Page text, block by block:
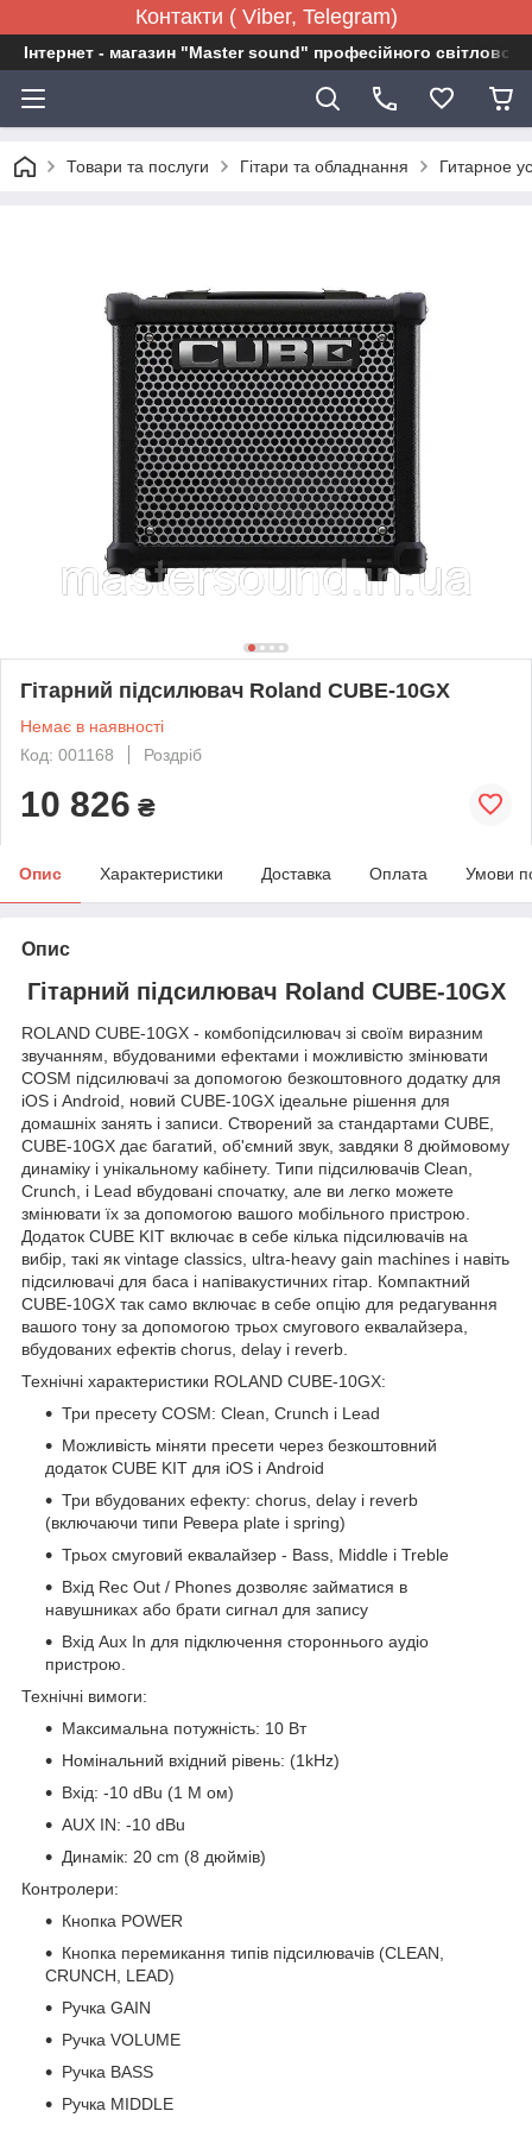
Контакти ( Viber, Telegram)
Інтернет - магазин "Master sound" професійного
Товари та послуги Гітари та обладнання Гитарное
Гітарний підсилювач Roland CUBE-10GX
Немає в наявності
Код: 001168
Роздріб
10 826 ₴
Опис Характеристики Доставка Оплата Умови
Опис
Гітарний підсилювач Roland CUBE-10GX
ROLAND CUBE-10GX - комбопідсилювач зі своїм виразним
звучанням, вбудованими ефектами і можливістю змінювати
COSM підсилювачі за допомогою безкоштовного додатку для
iOS і Android, новий CUBE-10GX ідеальне рішення для
домашніх занять і записи. Створений за стандартами CUBE,
CUBE-10GX дає багатий, об'ємний звук, завдяки 8 дюймовому
динаміку і унікальному кабінету. Типи підсилювачів Clean,
Crunch, і Lead вбудовані спочатку, але ви легко можете
змінювати їх за допомогою вашого мобільного пристрою.
Додаток CUBE KIT включає в себе кілька підсилювачів на
вибір, такі як vintage classics, ultra-heavy gain machines і навіть
підсилювачі для баса і напівакустичних гітар. Компактний
CUBE-10GX так само включає в себе опцію для редагування
вашого тону за допомогою трьох смугового еквалайзера,
вбудованих ефектів chorus, delay і reverb.
Технічні характеристики ROLAND CUBE-10GX:
Три пресету COSM: Clean, Crunch і Lead
Можливість міняти пресети через безкоштовний
додаток CUBE KIT для iOS і Android
Три вбудованих ефекту: chorus, delay і reverb
(включаючи типи Ревера plate і spring)
Трьох смуговий еквалайзер - Bass, Middle і Treble
Вхід Rec Out / Phones дозволяє займатися в
навушниках або брати сигнал для запису
Вхід Aux In для підключення стороннього аудіо
пристрою.
Технічні вимоги:
Максимальна потужність: 10 Вт
Номінальний вхідний рівень: (1kHz)
Вхід: -10 dBu (1 M ом)
AUX IN: -10 dBu
Динамік: 20 cm (8 дюймів)
Контролери:
Кнопка POWER
Кнопка перемикання типів підсилювачів (CLEAN,
CRUNCH, LEAD)
Ручка GAIN
Ручка VOLUME
Ручка BASS
Ручка MIDDLE